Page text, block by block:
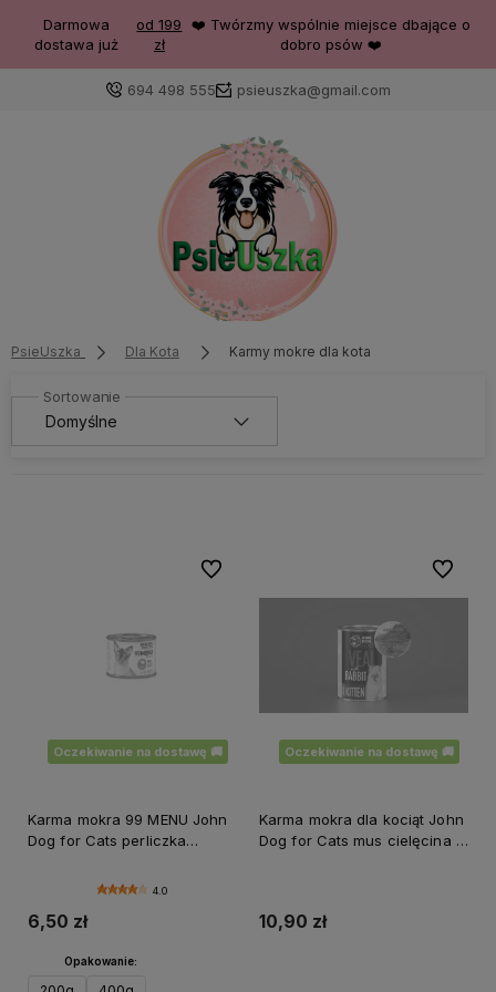
Darmowa
dostawa już
od 199
zł
❤️ Twórzmy wspólnie miejsce dbające o
dobro psów ❤️
694 498 555 psieuszka@gmail.com
PsieUszka Dla Kota Karmy mokre dla kota
Oczekiwanie na dostawę 🚚
Karma mokra 99 MENU John
Dog for Cats perliczka
4.0
6,50 zł
Opakowanie:
Do ulubionych
Oczekiwanie na dostawę 🚚
Karma mokra dla kociąt John
Dog for Cats mus cielęcina i
10,90 zł
Do